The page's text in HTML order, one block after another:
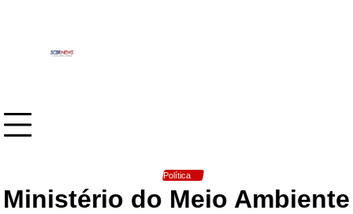
Política
Ministério do Meio Ambiente